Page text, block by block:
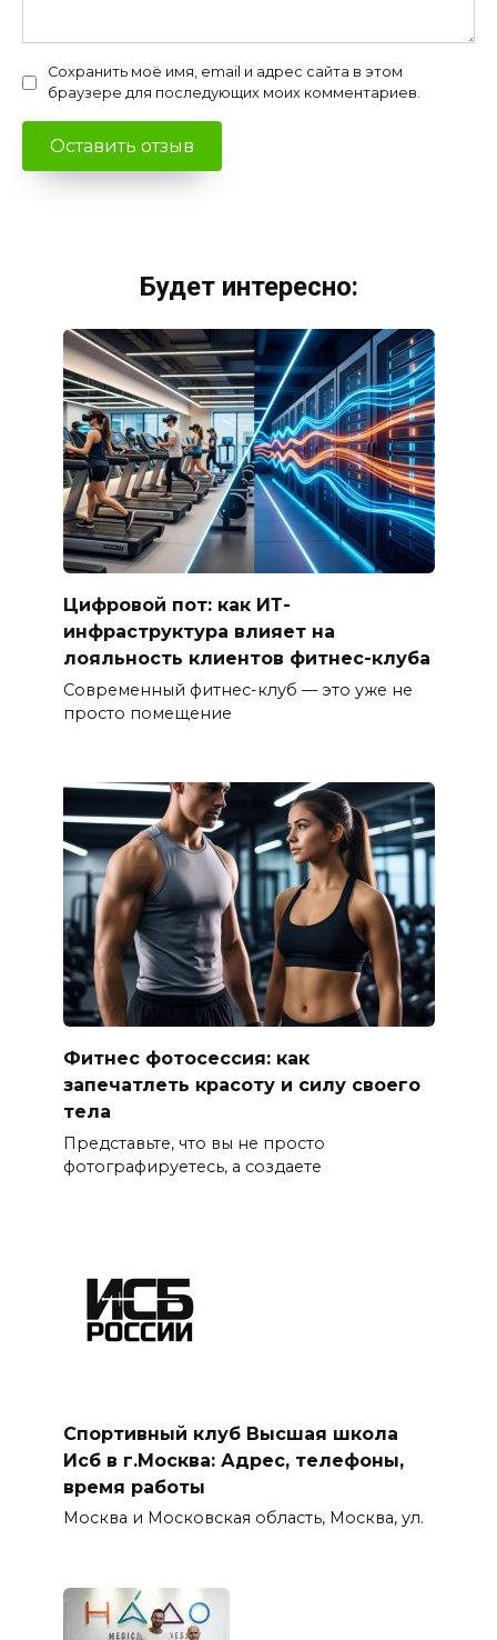
Сохранить моё имя, email и адрес сайта в этом
браузере для последующих моих комментариев.
Будет интересно:
Цифровой пот: как ИТ-
инфраструктура влияет на
лояльность клиентов фитнес-клуба
Современный фитнес-клуб — это уже не
просто помещение
Фитнес фотосессия: как
запечатлеть красоту и силу своего
тела
Представьте, что вы не просто
фотографируетесь, а создаете
Спортивный клуб Высшая школа
Исб в г.Москва: Адрес, телефоны,
время работы
Москва и Московская область, Москва, ул.